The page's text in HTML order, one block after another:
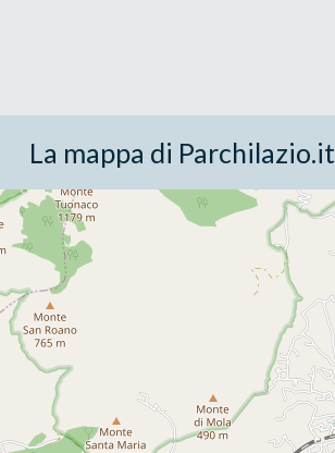
La mappa di Parchilazio.it